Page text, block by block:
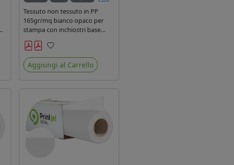
Tessuto non tessuto in PP
165gr/mq bianco opaco per
stampa con inchiostri base
acqua, latex, uv, ecosolvente.
Finitura a rombi spundbond e
coating superficiale con totale
assenza di peluria. Occhiellabile,
Preferiti
Aggiungi al Carrello